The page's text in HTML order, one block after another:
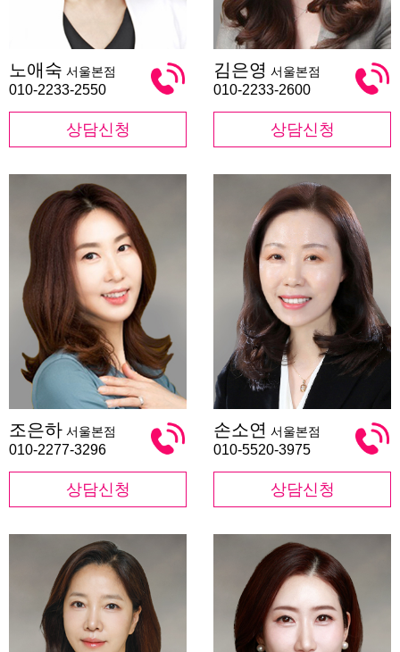
애
숙
노애숙 서울본점
010-2233-2550
상담신청
은
영
김은영 서울본점
010-2233-2600
상담신청
은
하
조은하 서울본점
010-2277-3296
상담신청
소
연
손소연 서울본점
010-5520-3975
상담신청